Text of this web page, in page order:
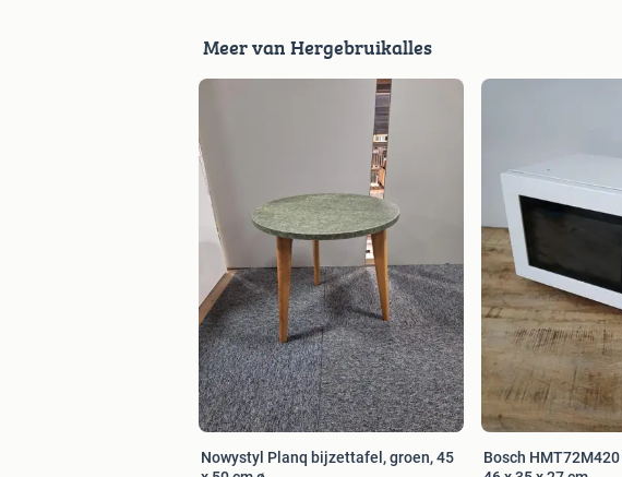
Meer van Hergebruikalles
Nowystyl Planq bijzettafel, groen, 45
Bosch